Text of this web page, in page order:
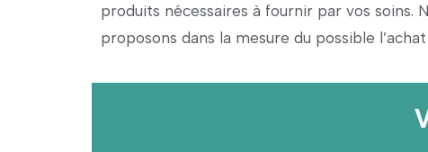
produits nécessaires à fournir par vos soins.
proposons dans la mesure du possible